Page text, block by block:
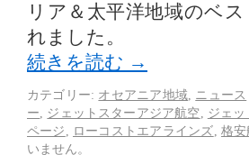
リア＆太平洋地域のベ
れました。
続きを読む →
カテゴリー: オセアニア地域 ニュース
ー
ジェットスターアジア航空 ジェ
ページ
ローコストエアラインズ 格安
いません。